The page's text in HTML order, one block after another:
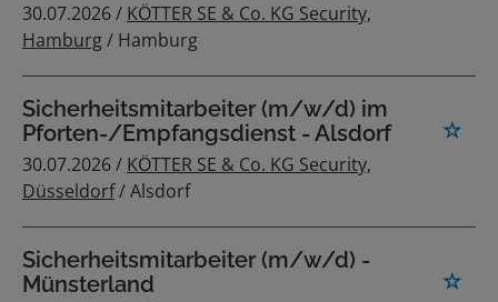
30.07.2026 / KÖTTER SE & Co. KG Security,
Hamburg/ Hamburg
Sicherheitsmitarbeiter (m/w/d) im
Pforten-/Empfangsdienst - Alsdorf
30.07.2026 / KÖTTER SE & Co. KG Security,
Düsseldorf/ Alsdorf
Sicherheitsmitarbeiter (m/w/d) -
Münsterland